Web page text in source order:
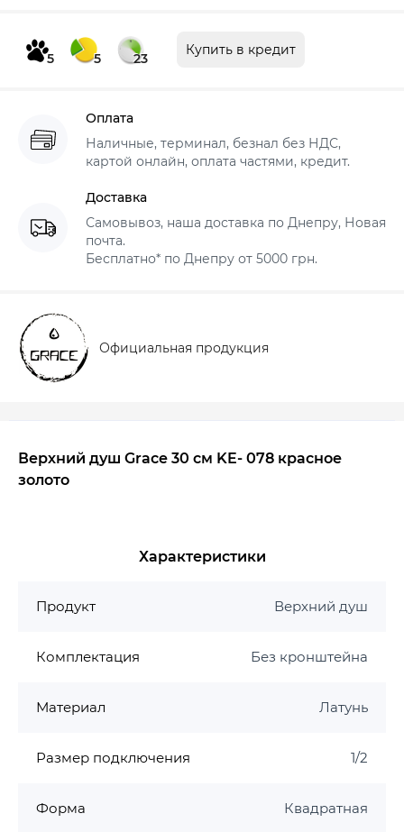
5 5 23
Купить в кредит
Оплата
Наличные, терминал, безнал без НДС,
картой онлайн, оплата частями, кредит.
Доставка
Самовывоз, наша доставка по Днепру, Новая
почта.
Бесплатно* по Днепру от 5000 грн.
Официальная продукция
Верхний душ Grace 30 см KE- 078 красное
золото
Характеристики
Продукт Верхний душ
Комплектация Без кронштейна
Материал Латунь
Размер подключения 1/2
Форма Квадратная